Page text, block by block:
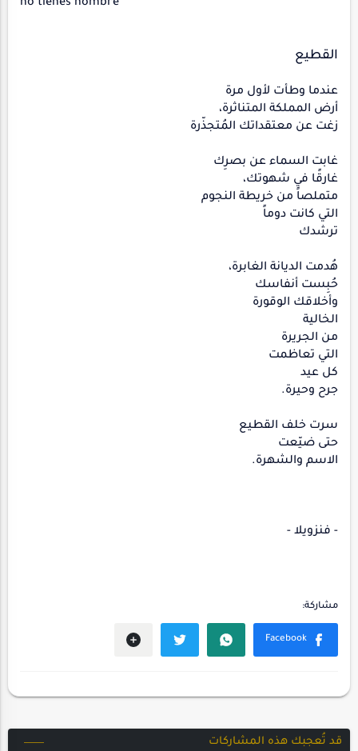
no tienes nombre
القطيع
عندما وطأت لأول مرة
أرض المملكة المتناثرة،
زغت عن معتقداتك المُتجذّرة
غابت السماء عن بصرِك
غارقًا في شهوتك،
متملصاً من خريطة النجوم
التي كانت دوماً
ترشدك
هُدمت الديانة الغابرة،
حُبِست أنفاسك
وأخلاقك الوقورة
الخالية
من الجريرة
التي تعاظمت
كل عيد
جرح وحيرة.
سرت خلف القطيع
حتى ضيّعت
الاسم والشهرة.
- فنزويلا -
قد تُعجبك هذه المشاركات